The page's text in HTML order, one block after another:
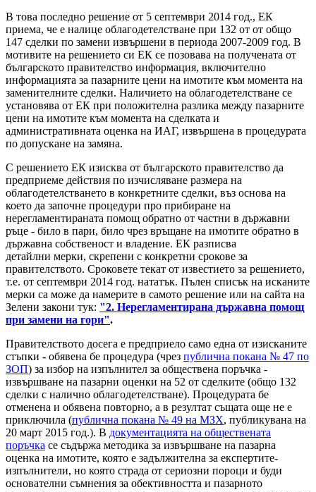
В това последно решение от 5 септември 2014 год., ЕК
приема, че е налице облагодетелстване при 132 от от общо
147 сделки по замени извършени в периода 2007-2009 год. В
мотивите на решението си ЕК се позовава на получената от
българското правителство информация, включително
информацията за пазарните цени на имотите към момента на
заменителните сделки. Наличието на облагодетелстване се
установява от ЕК при положителна разлика между пазарните
цени на имотите към момента на сделката и
административната оценка на ИАГ, извършена в процедурата
по допускане на замяна.
С решението ЕК изисква от българското правителство да
предприеме действия по изчисляване размера на
облагодетелстването в конкретните сделки, въз основа на
което да започне процедури про прибиране на
нерегламентираната помощ обратно от частни в държавни
ръце - било в пари, било чрез връщане на имотите обратно в
държавна собственост и владение. ЕК разписва
детайлни мерки, скрепени с конкретни срокове за
правителството. Сроковете текат от известието за решението,
т.е. от септември 2014 год. нататък. Пълен списък на исканите
мерки са може да намерите в самото решение или на сайта на
Зелени закони тук: "2. Нерегламентирана държавна помощ
при замени на гори".
Правителството досега е предприело само една от изисканите
стъпки - обявена бе процедура (чрез публична покана № 47 по
ЗОП) за избор на изпълнител за обществена поръчка -
извършване на пазарни оценки на 52 от сделките (общо 132
сделки с налично облагодетелстване). Процедурата бе
отменена и обявена повторно, а в резултат същата още не е
приключила (публична покана № 49 на МЗХ, публикувана на
20 март 2015 год.). В документацията на обществената
поръчка се съдържа методика за извършване на пазарна
оценка на имотите, която е задължителна за експертите-
изпълнители, но която страда от сериозни пороци и буди
основателни съмнения за обективността и пазарното